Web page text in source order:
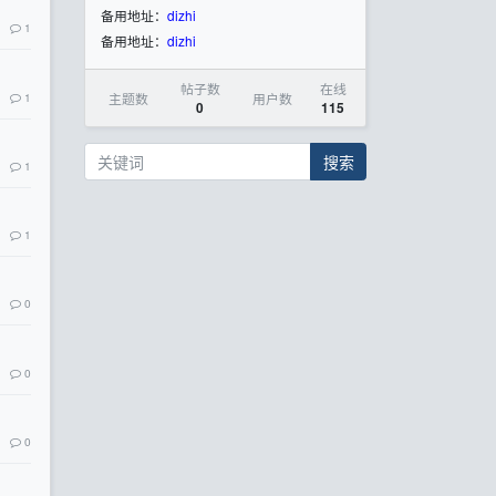
1
1
1
1
0
0
0
备用地址： dizhi
备用地址： dizhi
主题数
帖子数
0
用户数
在线
115
搜索